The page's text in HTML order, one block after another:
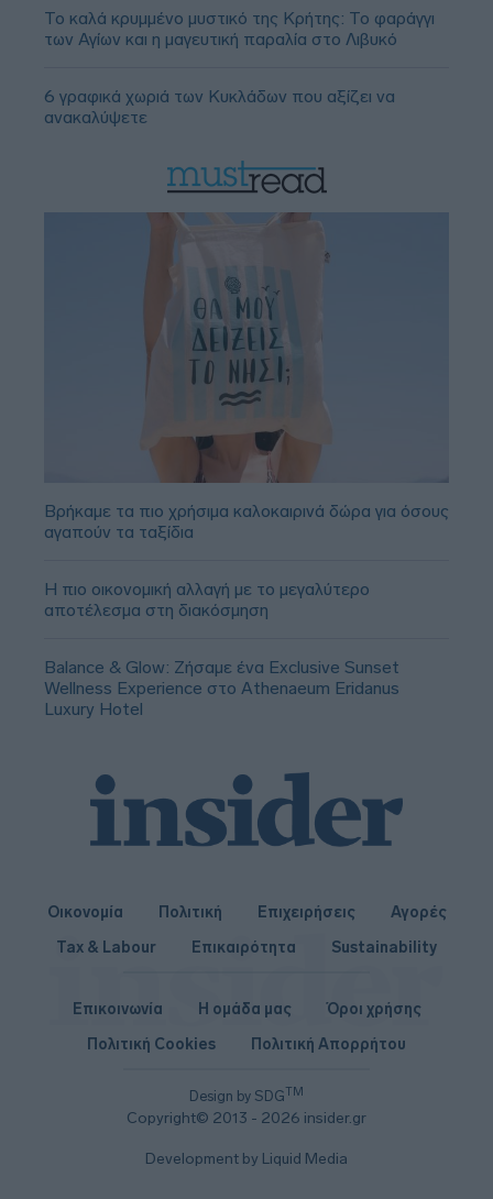
Το καλά κρυμμένο μυστικό της Κρήτης: Το φαράγγι
των Αγίων και η μαγευτική παραλία στο Λιβυκό
6 γραφικά χωριά των Κυκλάδων που αξίζει να
ανακαλύψετε
Βρήκαμε τα πιο χρήσιμα καλοκαιρινά δώρα για όσους
αγαπούν τα ταξίδια
Η πιο οικονομική αλλαγή με το μεγαλύτερο
αποτέλεσμα στη διακόσμηση
Balance & Glow: Ζήσαμε ένα Exclusive Sunset
Wellness Experience στο Athenaeum Eridanus
Luxury Hotel
Οικονομία Πολιτική Επιχειρήσεις
Αγορές
Tax & Labour
Επικαιρότητα Sustainability
Design by SDGTM
Copyright© 2013 - 2026 insider.gr
Επικοινωνία Η ομάδα μας
Όροι χρήσης
Πολιτική Cookies
Πολιτική Απορρήτου
Development by Liquid Media